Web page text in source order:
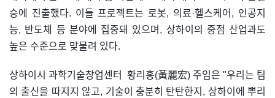
승에 진출했다. 이들 프로젝트는 로봇, 의료·헬스케어, 인공지
능, 반도체 등 분야에 집중돼 있으며, 상하이의 중점 산업과도
높은 수준으로 맞물려 있다.
상하이시 과학기술창업센터 황리훙(黃麗宏) 주임은 "우리는 팀
의 출신을 따지지 않고, 기술이 충분히 탄탄한지, 상하이에 뿌리